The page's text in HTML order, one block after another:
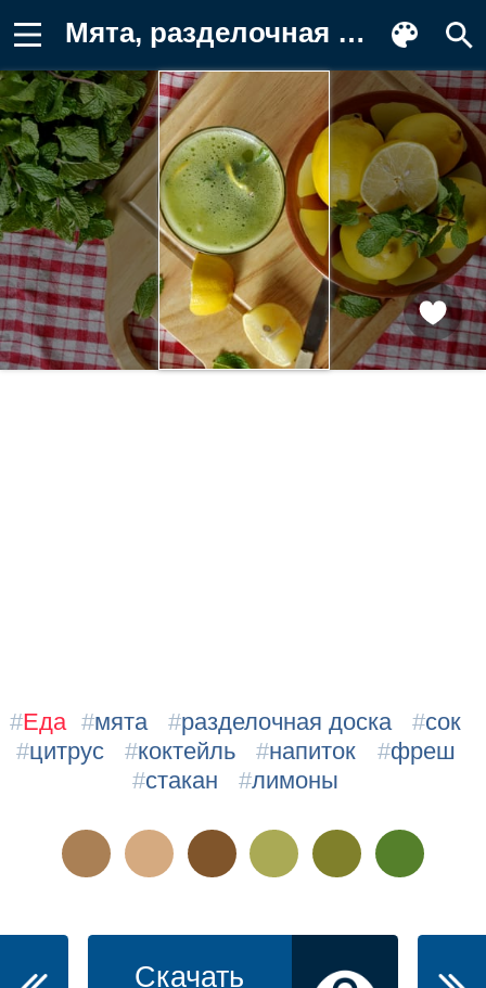
Мята, разделочная доска, сок, цитрус Картинка на телефон
#Еда #мята #разделочная доска #сок
#цитрус #коктейль #напиток #фреш
#стакан #лимоны
Скачать